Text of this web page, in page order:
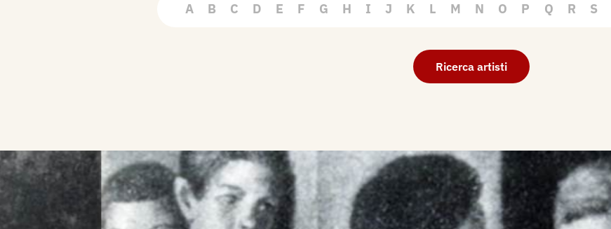
A B C D E F G H I J K L M N O P Q R S
Ricerca artisti